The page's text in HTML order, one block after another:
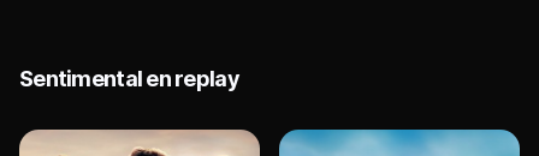
Sentimental en replay